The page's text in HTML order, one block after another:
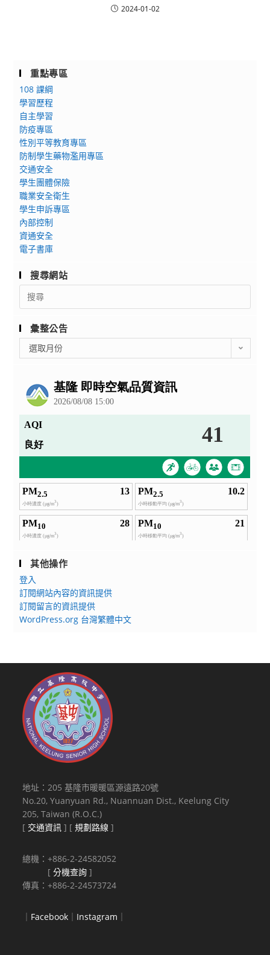
2024-01-02
重點專區
108 課綱
學習歷程
自主學習
防疫專區
性別平等教育專區
防制學生藥物濫用專區
交通安全
學生團體保險
職業安全衛生
學生申訴專區
內部控制
資通安全
電子書庫
搜尋網站
Search
for:
彙整公告
整
選取月份
其他操作
登入
訂閱網站內容的資訊提供
訂閱留言的資訊提供
WordPress.org 台灣繁體中文
地址：205 基隆市暖暖區源遠路20號
No.20, Yuanyuan Rd., Nuannuan Dist., Keelung City
205, Taiwan (R.O.C.)
[ 交通資訊 ] [規劃路線 ]
總機：+886-2-24582052
[分機查詢 ]
傳真：+886-2-24573724
｜ Facebook ｜ Instagram ｜